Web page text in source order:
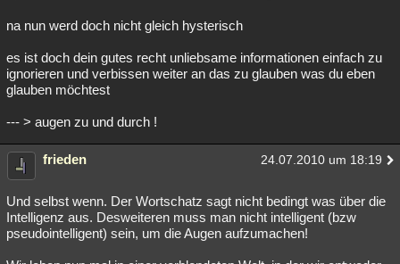
na nun werd doch nicht gleich hysterisch
es ist doch dein gutes recht unliebsame informationen einfach zu
ignorieren und verbissen weiter an das zu glauben was du eben
glauben möchtest
--- > augen zu und durch !
frieden 24.07.2010 um 18:19
Und selbst wenn. Der Wortschatz sagt nicht bedingt was über die
Intelligenz aus. Desweiteren muss man nicht intelligent (bzw
pseudointelligent) sein, um die Augen aufzumachen!